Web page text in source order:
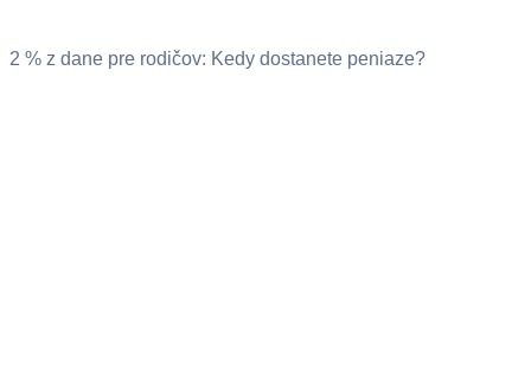
2 % z dane pre rodičov: Kedy dostanete peniaze?